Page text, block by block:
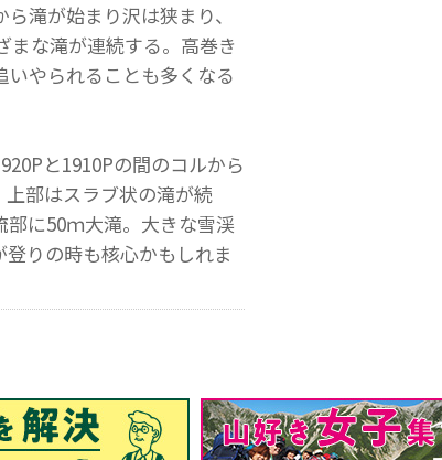
滝が始まり沢は狭まり、
まな滝が連続する。高巻き
いやられることも多くなる
と1910Pの間のコルから
部はスラブ状の滝が続
部に50ｍ大滝。大きな雪渓
りの時も核心かもしれま